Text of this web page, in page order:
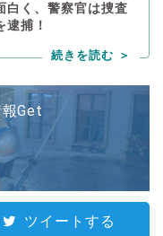
白く、警察官は捜査
逮捕！
Get
ツイートする